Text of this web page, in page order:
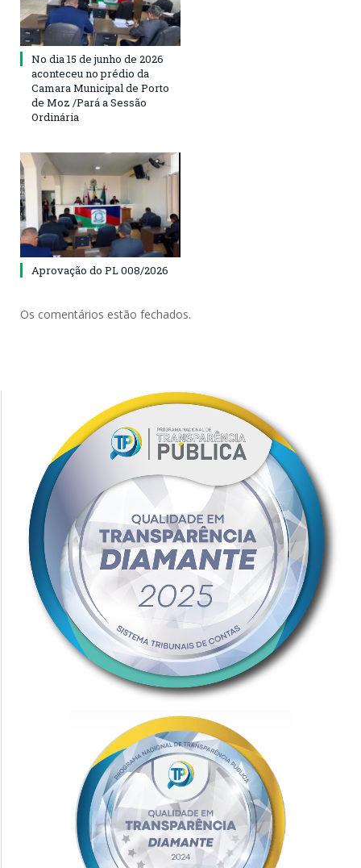
No dia 15 de junho de 2026
aconteceu no prédio da
Camara Municipal de Porto
de Moz /Pará a Sessão
Ordinária
Aprovação do PL 008/2026
Os comentários estão fechados.